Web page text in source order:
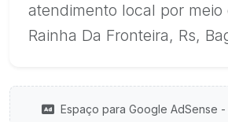
atendimento local por meio
Rainha Da Fronteira, Rs,
Espaço para Google AdSense